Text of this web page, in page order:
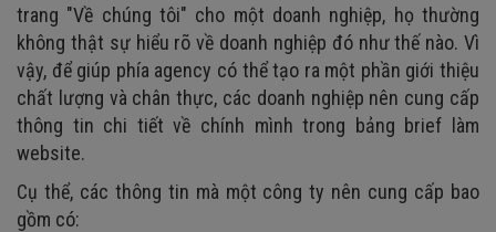
trang "Về chúng tôi" cho một doanh nghiệp, họ thường
không thật sự hiểu rõ về doanh nghiệp đó như thế nào. Vì
vậy, để giúp phía agency có thể tạo ra một phần giới thiệu
chất lượng và chân thực, các doanh nghiệp nên cung cấp
thông tin chi tiết về chính mình trong bảng brief làm
website.
Cụ thể, các thông tin mà một công ty nên cung cấp bao
gồm có: